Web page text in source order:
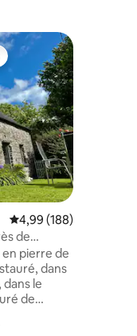
les plus aimés
Note moyenne de
4,99 (188)
de
pierre de
dans
dans le
de
ralentir, se